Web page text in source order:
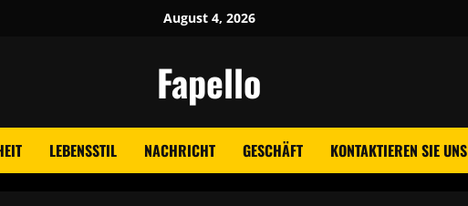
August 4, 2026
Fapello
LEBENSSTIL NACHRICHT GESCHÄFT KONTAKTIEREN SIE UNS